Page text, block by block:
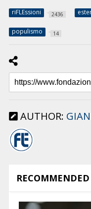
riFLEssioni 2436
populismo 14
AUTHOR: